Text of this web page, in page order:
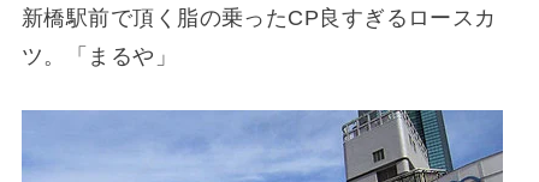
新橋駅前で頂く脂の乗ったCP良すぎるロースカ
ツ。「まるや」